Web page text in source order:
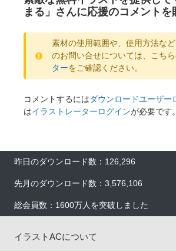
まる」さんに応援のコメントを
素材の使用範囲や、使用方法な
のお問い合せについては、こち
ターをご確認ください。
コメントするにはダウンロードユーザー
はイラストレーターログインが必要です。
昨日のダウンロード数：126,296
先月のダウンロード数：3,576,106
総会員数：1600万人を突破しました
イラストACについて